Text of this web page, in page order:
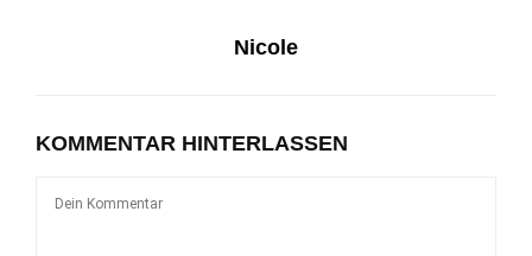
Nicole
KOMMENTAR HINTERLASSEN